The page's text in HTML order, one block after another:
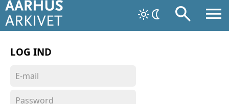
LOG IND